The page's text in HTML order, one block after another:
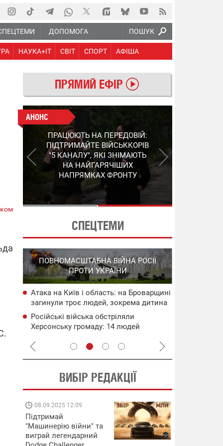
ПОШУК
ДОПОМОГА
НАУКА+IT СВІТ СПОРТ АФІША
ПРЯМИЙ ЕФІР
АНОНС
КІНЕЦЬ ВОРОЖИМ
"МОЛНІЯМ" ТА FPV: ЯК
УКРАЇНСЬКИЙ STEP-3
ЗМІНЮЄ ПРАВИЛА ГРИ –
ПОДРОБИЦІ ПРО
ПЕРЕХОПЛЮВАЧ
АНОНС
ПРАЦЮЮТЬ НА ПЕРЕДОВІЙ:
ПІДТРИМАЙТЕ ВІЙСЬККОРІВ
"5 КАНАЛУ", ЯКІ ЗНІМАЮТЬ
НА НАЙГАРЯЧІШИХ
НАПРЯМКАХ ФРОНТУ
СПЕЦТЕМИ
ПОВНОМАСШТАБНА ВІЙНА РОСІЇ
ПРОТИ УКРАЇНИ
Атака на Київ і область: на Броварщині
загинули троє людей, зокрема дитина
(оновлено)
Російські війська обстріляли
Херсонську громаду: 14 людей
ВИБІР РЕДАКЦІЇ
08.09.2025 12:09
Підтримай
"Машинерію війни" та
виграй легендарний